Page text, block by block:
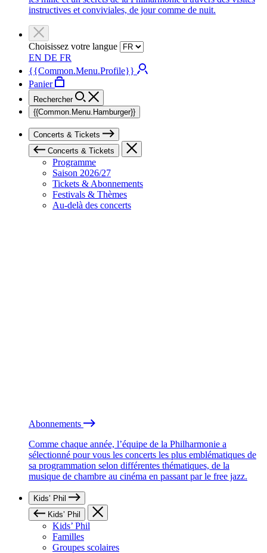
instructives et conviviales, de jour comme de nuit.
Choisissez votre langue
EN DE FR
{{Common.Menu.Profile}}
Panier
Rechercher
{{Common.Menu.Hamburger}}
Concerts & Tickets
Concerts & Tickets
Programme
Saison 2026/27
Tickets & Abonnements
Festivals & Thèmes
Au-delà des concerts
Abonnements
Comme chaque année, l’équipe de la Philharmonie a
sélectionné pour vous les concerts les plus emblématiques de
sa programmation selon différentes thématiques, de la
musique de chambre au cinéma en passant par le free jazz.
Kids’ Phil
Kids’ Phil
Kids’ Phil
Familles
Groupes scolaires